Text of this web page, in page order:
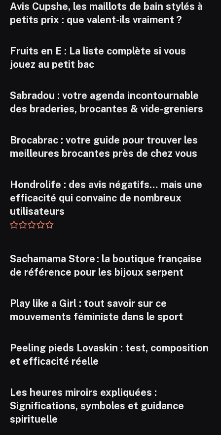
Avis Cupshe, les maillots de bain stylés à
petits prix : que valent-ils vraiment ?
Fruits en E : La liste complète si vous
jouez au petit bac
Sabradou : votre agenda incontournable
des braderies, brocantes & vide-greniers
Brocabrac : votre guide pour trouver les
meilleures brocantes près de chez vous
Hondrolife : des avis négatifs… mais une
efficacité qui convainc de nombreux
utilisateurs
Sachamama Store : la boutique française
de référence pour les bijoux serpent
Play like a Girl : tout savoir sur ce
mouvements féministe dans le sport
Peeling pieds Lovaskin : test, composition
et efficacité réelle
Les heures miroirs expliquées :
Significations, symboles et guidance
spirituelle